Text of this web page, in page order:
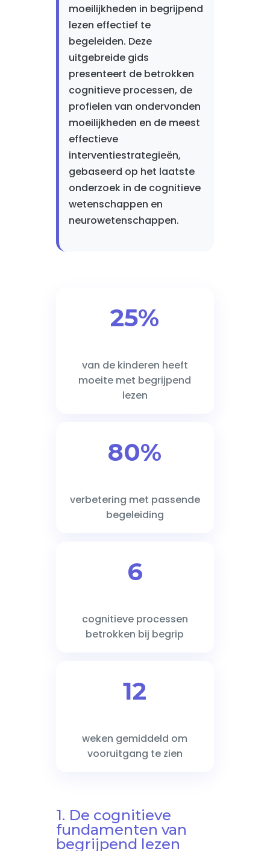
moeilijkheden in begrijpend
lezen effectief te
begeleiden. Deze
uitgebreide gids
presenteert de betrokken
cognitieve processen, de
profielen van ondervonden
moeilijkheden en de meest
effectieve
interventiestrategieën,
gebaseerd op het laatste
onderzoek in de cognitieve
wetenschappen en
neurowetenschappen.
25%
van de kinderen heeft
moeite met begrijpend
lezen
80%
verbetering met passende
begeleiding
6
cognitieve processen
betrokken bij begrip
12
weken gemiddeld om
vooruitgang te zien
1. De cognitieve
fundamenten van
begrijpend lezen